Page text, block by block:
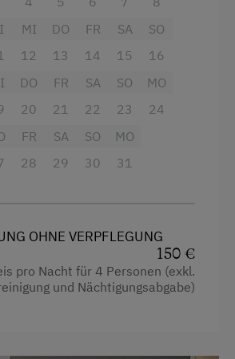
für Konferenzen
auf eine Berglandschaft
MI
12
DO
13
FR
14
SA
15
SO
16
DO
20
FR
21
SA
22
SO
23
MO
24
FR
28
SA
29
SO
30
MO
31
OHNE VERPFLEGUNG
150 €
pro Nacht für 4 Personen (exkl.
und Nächtigungsabgabe)